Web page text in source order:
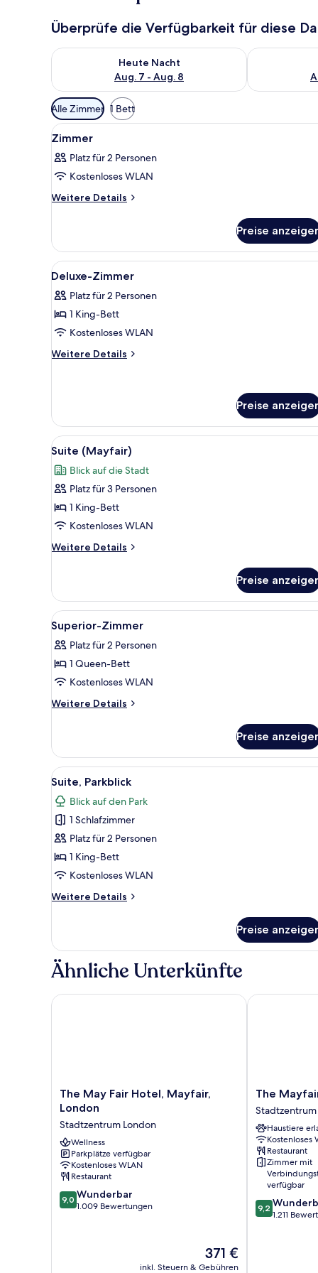
Überprüfe die Verfügbarkeit für diese
Heute Nacht
Aug. 7 - Aug. 8
Überprüfe die Verfügbarkeit für heute Nacht, Aug. 7
Überprüfe
Verfügbare
Filter
für
Alle Zimmer 1 Bett
Alle
Fotos
für
Zimmer
anzeigen
Ein Hotelzimmer mit einem
3
Zimmer
Platz für 2 Personen
Kostenloses WLAN
Weitere Details
Weitere
Preise
Alle
Fotos
für
Deluxe-
Zimmer
anzeigen
Ein Hotelzimmer mit einem
9
Deluxe-Zimmer
Platz für 2 Personen
1 King-Bett
Kostenloses WLAN
Weitere Details
Weitere
Preise
Alle
Fotos
für
Suite
(Mayfair)
anzeigen
Ein Hotelzimmer mit einem
5
Suite (Mayfair)
Blick auf die Stadt
Platz für 3 Personen
1 King-Bett
Kostenloses WLAN
Weitere Details
Weitere
(Mayfair)
Preise
Alle
Fotos
für
Superior-
Zimmer
anzeigen
Ein Hotelzimmer mit einem
5
Superior-Zimmer
Platz für 2 Personen
1 Queen-Bett
Kostenloses WLAN
Weitere Details
Weitere
Zimmer
Preise
Alle
Fotos
für
Suite,
Parkblick
anzeigen
Suite, Parkblick | 1
5
Suite, Parkblick
Blick auf den Park
1 Schlafzimmer
Platz für 2 Personen
1 King-Bett
Kostenloses WLAN
Weitere Details
Weitere
Parkblick
Preise
Ähnliche Unterkünfte
The
May
Hotel,
Mayfair,
London
Stadtzentrum
London
The May Fair Hotel, Mayfair,
London
Stadtzentrum London
Wellness
Parkplätze verfügbar
Kostenloses WLAN
Restaurant
9.0
von
9,0 Wunderbar
1.009 Bewertungen
Der
Preis
371 €
inkl. Steuern & Gebühren
The May Fair Hotel, Mayfair, London
The
Mayfair
Townhouse
Stadtzentrum
London
The
Haustiere
Kostenloses
Restaurant
Zimmer mit
verfügbar
9.2
von
9,2
1.211
The Mayfair